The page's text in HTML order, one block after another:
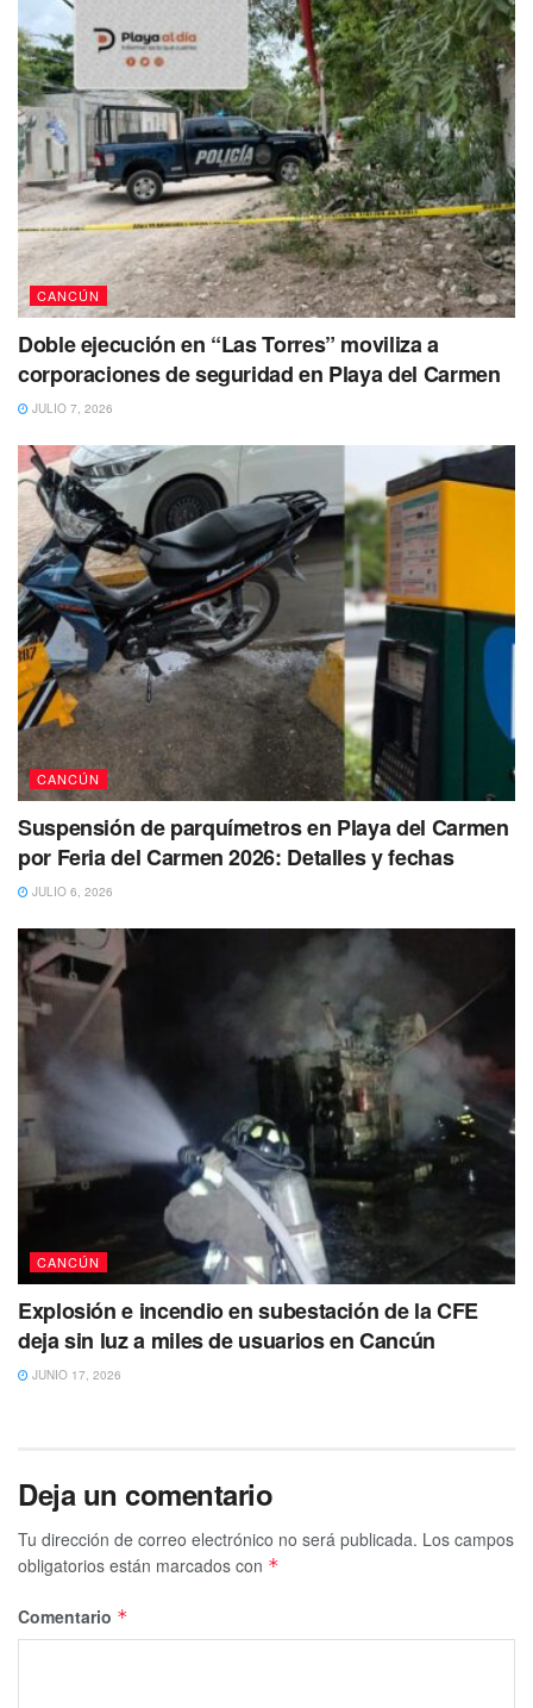
201, 200, 260, 258 y 200
Tags: Cancun CFE
CANCÚN
Doble ejecución en “Las Torres” moviliza a
corporaciones de seguridad en Playa del Carmen
JULIO 7, 2026
CANCÚN
Suspensión de parquímetros en Playa del Carmen
por Feria del Carmen 2026: Detalles y fechas
JULIO 6, 2026
CANCÚN
Explosión e incendio en subestación de la CFE
deja sin luz a miles de usuarios en Cancún
JUNIO 17, 2026
Deja un comentario
Tu dirección de correo electrónico no será publicada. Los campos
obligatorios están marcados con *
Comentario *